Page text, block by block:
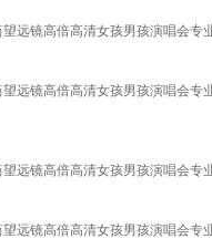
远镜高倍高清女孩男孩演唱会
远镜高倍高清女孩男孩演唱会
远镜高倍高清女孩男孩演唱会
远镜高倍高清女孩男孩演唱会专